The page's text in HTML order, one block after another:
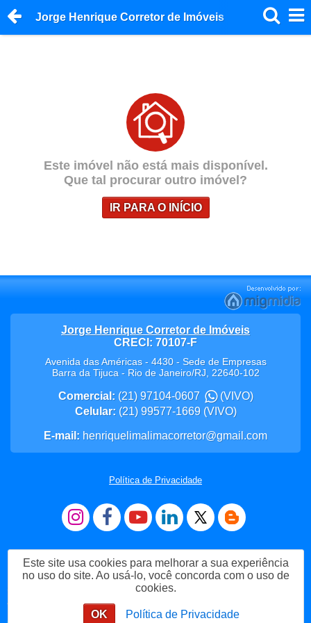
Jorge Henrique Corretor de Imóveis
Este imóvel não está mais disponível.
Que tal procurar outro imóvel?
IR PARA O INÍCIO
Me Chame no WhatsApp
Jorge Henrique Corretor de Imóveis
CRECI: 70107-F
Avenida das Américas - 4430 - Sede de Empresas
Barra da Tijuca- Rio de Janeiro/RJ, 22640-102
Comercial: (21) 97104-0607
(VIVO)
Celular: (21) 99577-1669(VIVO)
E-mail: henriquelimalimacorretor@gmail.com
Política de Privacidade
Este site usa cookies para melhorar a sua experiência
no uso do site. Ao usá-lo, você concorda com o uso de
cookies.
OK Política de Privacidade